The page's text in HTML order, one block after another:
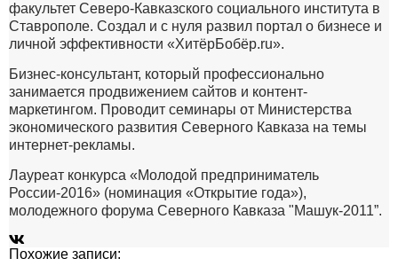
факультет Северо-Кавказского социального института в
Ставрополе. Создал и с нуля развил портал о бизнесе и
личной эффективности «ХитёрБобёр.ru».
Бизнес-консультант, который профессионально
занимается продвижением сайтов и контент-
маркетингом. Проводит семинары от Министерства
экономического развития Северного Кавказа на темы
интернет-рекламы.
Лауреат конкурса «Молодой предприниматель
России-2016» (номинация «Открытие года»),
молодежного форума Северного Кавказа "Машук-2011”.
Похожие записи: